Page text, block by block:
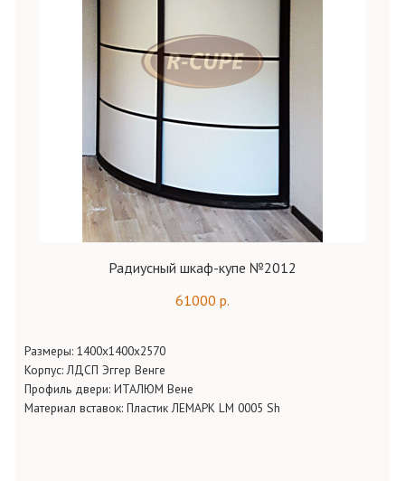
Радиусный шкаф-купе №2012
61000 р.
Размеры: 1400х1400х2570
Корпус: ЛДСП Эггер Венге
Профиль двери: ИТАЛЮМ Вене
Материал вставок: Пластик ЛЕМАРК LM 0005 Sh